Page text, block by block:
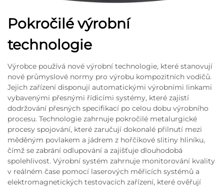
Pokročilé výrobní
technologie
Výrobce používá nové výrobní technologie, které stanovují
nové průmyslové normy pro výrobu kompozitních vodičů.
Jejich zařízení disponují automatickými výrobními linkami
vybavenými přesnými řídicími systémy, které zajistí
dodržování přesných specifikací po celou dobu výrobního
procesu. Technologie zahrnuje pokročilé metalurgické
procesy spojování, které zaručují dokonalé přilnutí mezi
měděným povlakem a jádrem z hořčíkové slitiny hliníku,
čímž se zabrání odlupování a zajišťuje dlouhodobá
spolehlivost. Výrobní systém zahrnuje monitorování kvality
v reálném čase pomocí laserových měřicích systémů a
elektromagnetických testovacích zařízení, které ověřují